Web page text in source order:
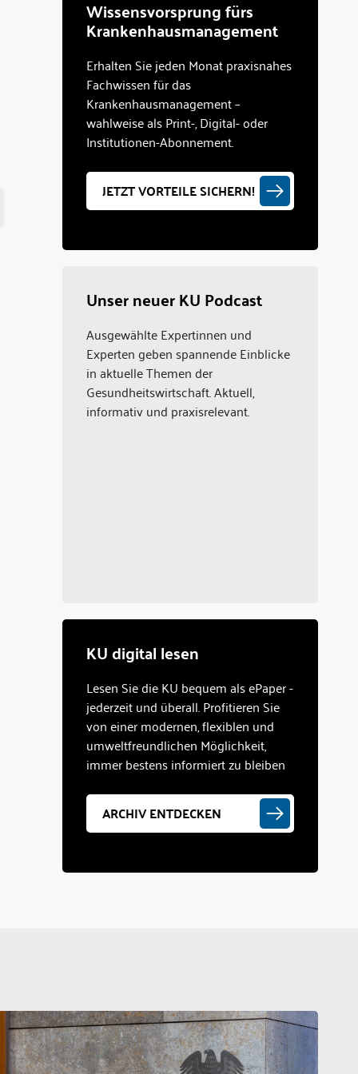
Wissensvorsprung fürs
Krankenhausmanagement
Erhalten Sie jeden Monat praxisnahes
Fachwissen für das
Krankenhausmanagement –
wahlweise als Print-, Digital- oder
Institutionen-Abonnement.
JETZT VORTEILE SICHERN!
Unser neuer KU Podcast
Ausgewählte Expertinnen und
Experten geben spannende Einblicke
in aktuelle Themen der
Gesundheitswirtschaft. Aktuell,
informativ und praxisrelevant.
KU digital lesen
Lesen Sie die KU bequem als ePaper -
jederzeit und überall. Profitieren Sie
von einer modernen, flexiblen und
umweltfreundlichen Möglichkeit,
immer bestens informiert zu bleiben
ARCHIV ENTDECKEN